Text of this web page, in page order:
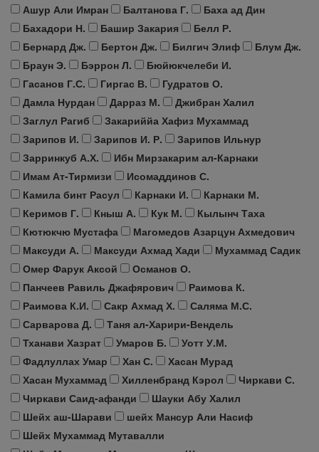
Ашур Али Имран
Балтанова Г.
Баха ад Дин
Бахадори Н.
Башир Закария
Белл Р.
Бернард Дж.
Бертон Дж. Билгич Элиф
Блум Дж.
Браун Э.
Бэррон Л.
Бюйюкчелеби И.
Гасанов Г.С.
Гиргас В.
Гудратов О.
Дамла Нурдан
Дарраз М.
Джибран Халил
Заглул Рагиб
Закариййа Хафиз Мухаммад
Зарипов И.
Зарипов И. Р.
Зарипов Ильнур
Зарринкуб А.Х.
Ибн Мирзакарим ал-Карнаки
Имам Ат-Тирмизи
Исомаддинов С.
Камила бинт Расул
Карнаки И.
Карнаки М.
Керимов Г.
Кныш А. Кук М.
Кылынч Таха
Кютюкчю Мустафа
Магомедов Азарцун Ахмедович
Максуди А.
Максуди Ахмад Хади
Мухаммад Садик
Омер Фарук Аксой
Османов О.
Панчеев Равиль Джафярович
Раимова К.
Раимова К.И.
Сакр Ахмад Х.
Саляма М.С.
Сарварова Д.
Таня ал-Харири-Вендель
Тханави Хазрат
Умаров Б.
Уотт У.М.
Фадлуллах Умар
Хан С.
Хасан Мурад
Хасан Мухаммад
Хилленбранд Кэрол
Чиркави С.
Чиркави Саид-афанди
Шауки Абу Халил
Шейх аш-Шарави
шейх Мансур Али Насиф
Шейх Мухаммад Мутавалли